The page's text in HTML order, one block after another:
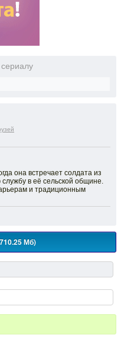
она встречает солдата из
в её сельской общине.
и традиционным
Мб)